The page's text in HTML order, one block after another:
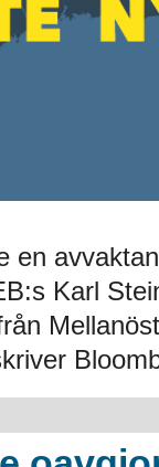
en
Karl